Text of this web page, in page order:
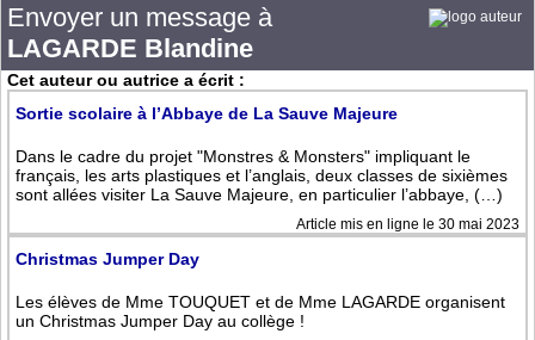
Envoyer un message à
LAGARDE Blandine
Cet auteur ou autrice a écrit :
Sortie scolaire à l’Abbaye de La Sauve Majeure
Dans le cadre du projet "Monstres & Monsters" impliquant le
français, les arts plastiques et l’anglais, deux classes de sixièmes
sont allées visiter La Sauve Majeure, en particulier l’abbaye, (…)
Article mis en ligne le 30 mai 2023
Christmas Jumper Day
Les élèves de Mme TOUQUET et de Mme LAGARDE organisent
un Christmas Jumper Day au collège !